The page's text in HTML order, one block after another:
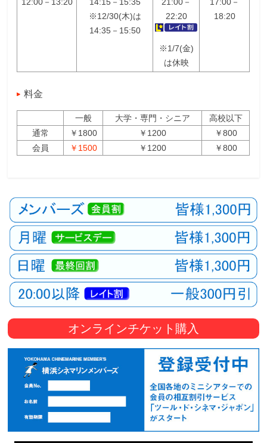
※12/30(木)は
14:35－15:50
22:20
※1/7(金)
は休映
18:20
料金
一般 大学・専門・シニア
高校以下
通常
￥1800 ￥1200
￥800
会員
￥1500 ￥1200 ￥800
オンラインチケット購入